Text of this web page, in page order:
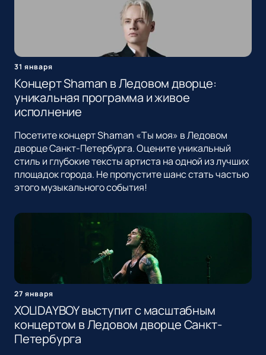
31 января
Концерт Shaman в Ледовом дворце:
уникальная программа и живое
исполнение
Посетите концерт Shaman «Ты моя» в Ледовом
дворце Санкт-Петербурга. Оцените уникальный
стиль и глубокие тексты артиста на одной из лучших
площадок города. Не пропустите шанс стать частью
этого музыкального события!
27 января
XOLIDAYBOY выступит с масштабным
концертом в Ледовом дворце Санкт-
Петербурга